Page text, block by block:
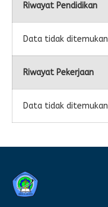
Riwayat Pendidikan
Data tidak ditemukan
Riwayat Pekerjaan
Data tidak ditemukan